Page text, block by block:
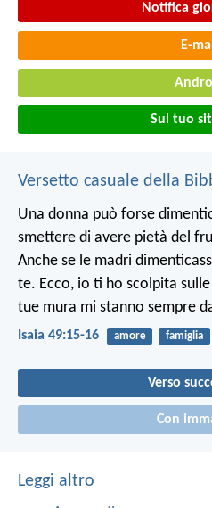
Notifica
E-
Sul tuo
Versetto casuale della
Una donna può forse
smettere di avere pietà del
Anche se le madri
te. Ecco, io ti ho scolpita
tue mura mi stanno sempre
Isaia 49:15-16 amore famiglia
Verso
Con
Leggi altro